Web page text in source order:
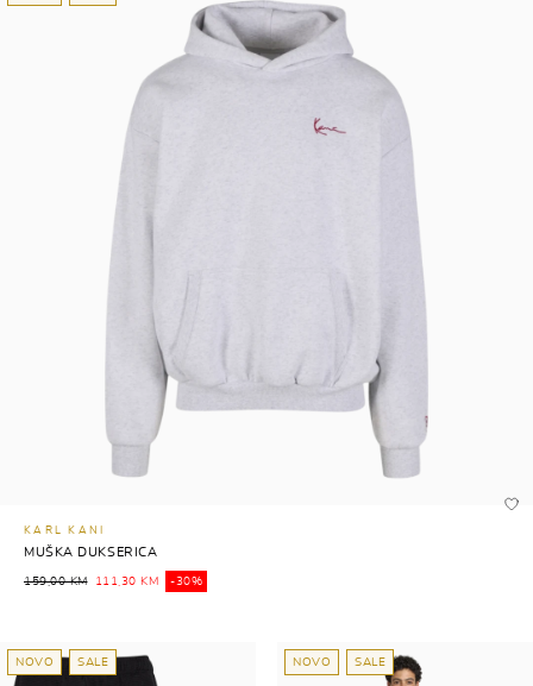
KARL KANI
MUŠKA DUKSERICA
159,00 KM 111,30 KM -30%
NOVO SALE NOVO SALE